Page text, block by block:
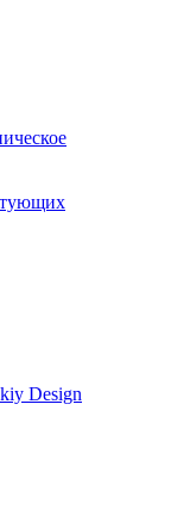
Design